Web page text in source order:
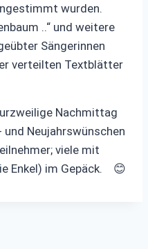
wurden.
..“ und weitere
Sängerinnen
verteilten Textblätter
Nachmittag
Neujahrswünschen
viele mit
Enkel) im Gepäck. 😊